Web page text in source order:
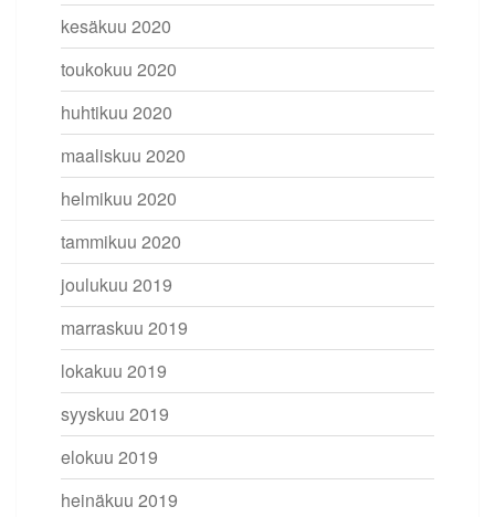
kesäkuu 2020
toukokuu 2020
huhtikuu 2020
maaliskuu 2020
helmikuu 2020
tammikuu 2020
joulukuu 2019
marraskuu 2019
lokakuu 2019
syyskuu 2019
elokuu 2019
heinäkuu 2019